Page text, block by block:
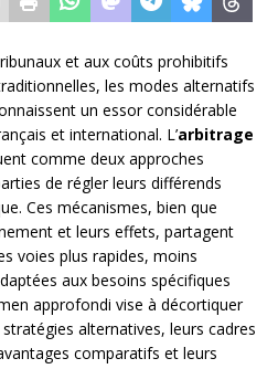
et aux coûts prohibitifs
les modes alternatifs
un essor considérable
et international. L’arbitrage
comme deux approches
de régler leurs différends
Ces mécanismes, bien que
et leurs effets, partagent
voies plus rapides, moins
aux besoins spécifiques
approfondi vise à décortiquer
alternatives, leurs cadres
comparatifs et leurs